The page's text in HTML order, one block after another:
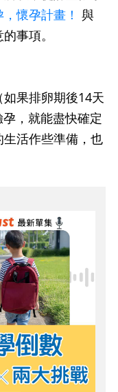
懷孕計畫！ 與
事項。
果排卵期後14天
，就能盡快確定
活作些準備，也